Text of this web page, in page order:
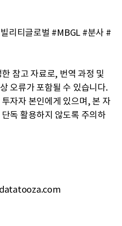
리티글로벌 #MBGL #분사 #
참고 자료로, 번역 과정 및
오류가 포함될 수 있습니다.
자자 본인에게 있으며, 본 자
독 활용하지 않도록 주의하